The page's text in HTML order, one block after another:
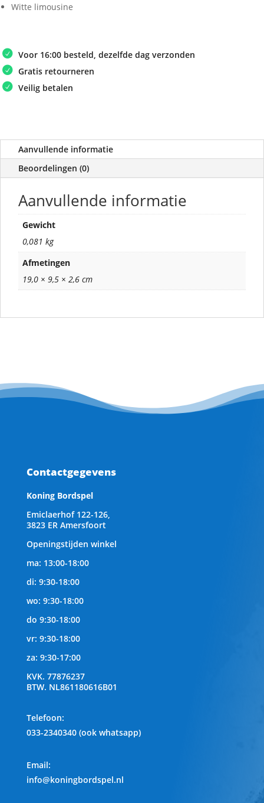
Witte limousine
Voor 16:00 besteld, dezelfde dag verzonden
Gratis retourneren
Veilig betalen
Aanvullende informatie
Beoordelingen (0)
Aanvullende informatie
Gewicht
0,081 kg
Afmetingen
19,0 × 9,5 × 2,6 cm
Contactgegevens
Koning Bordspel
Emiclaerhof 122-126,
3823 ER Amersfoort
Openingstijden winkel
ma: 13:00-18:00
di: 9:30-18:00
wo: 9:30-18:00
do 9:30-18:00
vr: 9:30-18:00
za: 9:30-17:00
KVK. 77876237
BTW. NL861180616B01
Telefoon:
033-2340340 (ook whatsapp)
Email:
info@koningbordspel.nl